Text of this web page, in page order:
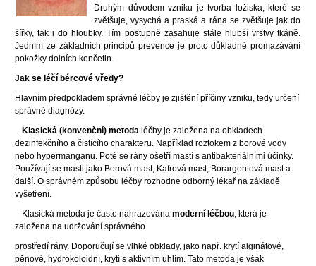
Druhým důvodem vzniku je tvorba ložiska, které se
zvětšuje, vysychá a praská a rána se zvětšuje jak do
šířky, tak i do hloubky. Tím postupně zasahuje stále hlubší vrstvy tkáně.
Jedním ze základních principů prevence je proto důkladné promazávání
pokožky dolních končetin.
Jak se léčí bércové vředy?
Hlavním předpokladem správné léčby je zjištění příčiny vzniku, tedy určení
správné diagnózy.
- Klasická (konvenční) metoda léčby je založena na obkladech
dezinfekčního a čistícího charakteru. Například roztokem z borové vody
nebo hypermanganu. Poté se rány ošetří mastí s antibakteriálními účinky.
Používají se masti jako Borová mast, Kafrová mast, Borargentová mast a
další. O správném způsobu léčby rozhodne odborný lékař na základě
vyšetření.
- Klasická metoda je často nahrazována moderní léčbou, která je
založena na udržování správného
prostředí rány. Doporučují se vlhké obklady, jako např. krytí alginátové,
pěnové, hydrokoloidní, krytí s aktivním uhlím. Tato metoda je však